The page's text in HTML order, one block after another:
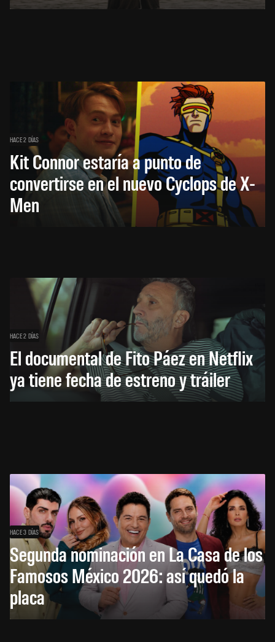
HACE 2 DÍAS
Kit Connor estaría a punto de
convertirse en el nuevo Cyclops de X-
Men
HACE 2 DÍAS
El documental de Fito Páez en Netflix
ya tiene fecha de estreno y tráiler
HACE 3 DÍAS
Segunda nominación en La Casa de los
Famosos México 2026: así quedó la
placa